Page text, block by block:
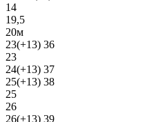
14
19,5
20м
23(+13) 36
23
24(+13) 37
25(+13) 38
25
26
26(+13) 39